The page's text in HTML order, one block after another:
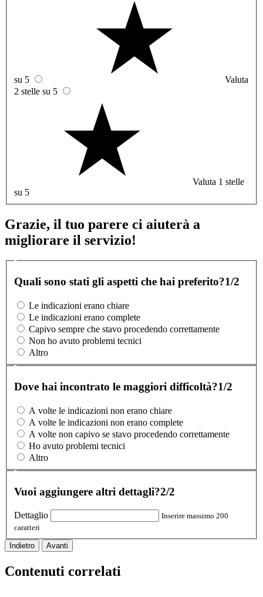
su 5
Valuta
2 stelle su 5
Valuta 1 stelle
su 5
Grazie, il tuo parere ci aiuterà a
migliorare il servizio!
Quali sono stati gli aspetti che hai preferito?1/2
Le indicazioni erano chiare
Le indicazioni erano complete
Capivo sempre che stavo procedendo correttamente
Non ho avuto problemi tecnici
Altro
Dove hai incontrato le maggiori difficoltà?1/2
A volte le indicazioni non erano chiare
A volte le indicazioni non erano complete
A volte non capivo se stavo procedendo correttamente
Ho avuto problemi tecnici
Altro
Vuoi aggiungere altri dettagli?2/2
Dettaglio
Inserire massimo 200
caratteri
Indietro Avanti
Contenuti correlati